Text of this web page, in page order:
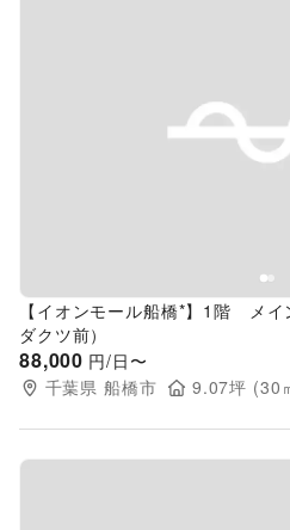
Previous slide
【イオンモール船橋*】1階 メ
ダクツ前）
88,000 円/日〜
千葉県 船橋市 9.07坪 (30